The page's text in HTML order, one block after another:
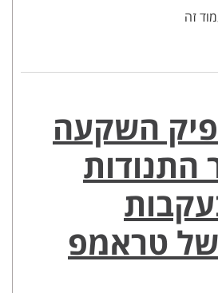
זה
השקעה
התנודות
טראמפ